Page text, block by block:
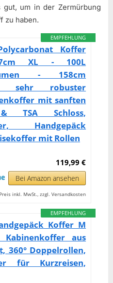
gut, um in der Zermürbung
zu haben.
EMPFEHLUNG
Koffer
XL - 100L
- 158cm
sehr robuster
mit sanften
TSA Schloss,
Handgepäck
mit Rollen
119,99 €
Bei Amazon ansehen
Preis inkl. MwSt., zzgl. Versandkosten
EMPFEHLUNG
Koffer M
aus
360° Doppelrollen,
für Kurzreisen,